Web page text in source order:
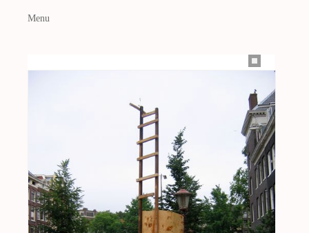
Menu